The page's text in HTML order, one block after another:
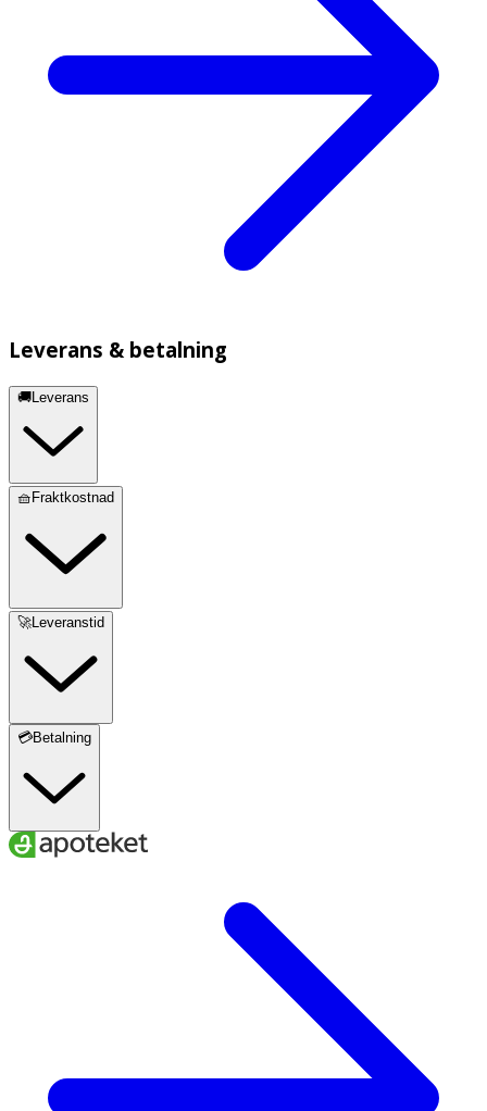
Leverans & betalning
🚚Leverans
🧺Fraktkostnad
🚀Leveranstid
💳Betalning